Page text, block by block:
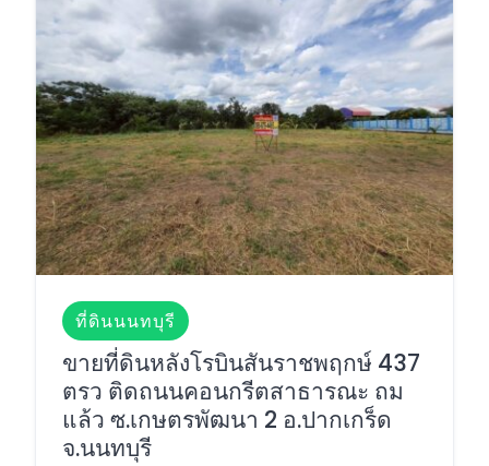
ที่ดินนนทบุรี
ขายที่ดินหลังโรบินสันราชพฤกษ์ 437
ตรว ติดถนนคอนกรีตสาธารณะ ถม
แล้ว ซ.เกษตรพัฒนา 2 อ.ปากเกร็ด
จ.นนทบุรี